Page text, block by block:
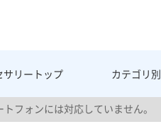
サリー トップ カテゴリ別
フォンには対応していません。